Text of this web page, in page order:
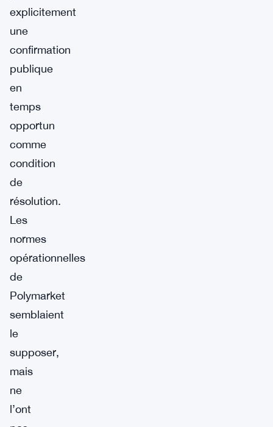
explicitement
une
confirmation
publique
en
temps
opportun
comme
condition
de
résolution.
Les
normes
opérationnelles
de
Polymarket
semblaient
le
supposer,
mais
ne
l’ont